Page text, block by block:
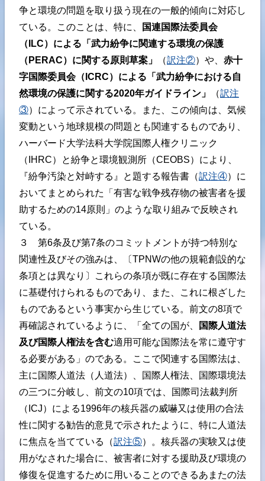
争と環境の問題を取り扱う現在の一般的傾向に対応し
ている。このことは、特に、
国連国際法委員会
（ ILC）による「武力紛争に関連する環境の保護
（PERAC）に関する原則草案」 （訳注②）や、 赤十
字国際委員会（ ICRC）による「武力紛争における自
然環境の保護に関する2020年ガイドライン」 （訳注
③）によって示されている。また、この傾向は、気候
変動という地球規模の問題とも関連するものであり、
ハーバード大学法科大学院国際人権クリニック
（IHRC）と紛争と環境観測所（CEOBS）により、
『紛争汚染と対峙する』と題する報告書（訳注④）に
おいてまとめられた「有害な戦争残存物の被害者を援
助するための14原則」のような取り組みで反映され
ている。
３ 第6条及び第7条のコミットメントが持つ特別な
関連性及びその強みは、〔TPNWの他の規範創設的な
条項とは異なり〕これらの条項が既に存在する国際法
に基礎付けられるものであり、また、これに根ざした
ものであるという事実から生じている。前文の8項で
再確認されているように、「全ての国が、
国際人道法
及び国際人権法を含む適用可能な国際法を常に遵守す
る必要がある」のである。ここで関連する国際法は、
主に国際人道法（人道法）、国際人権法、国際環境法
の三つに分岐し、前文の10項では、国際司法裁判所
（ICJ）による1996年の核兵器の威嚇又は使用の合法
性に関する勧告的意見で示されたように、特に人道法
に焦点を当てている（訳注⑤）。核兵器の実験又は使
用がなされた場合に、被害者に対する援助及び環境の
修復を促進するために用いることのできるあまたの法